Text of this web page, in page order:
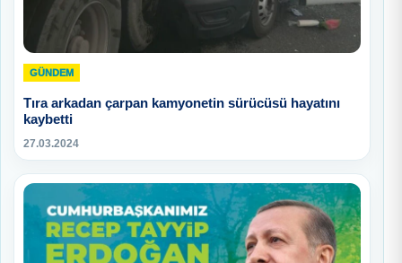
GÜNDEM
Tıra arkadan çarpan kamyonetin sürücüsü hayatını
kaybetti
27.03.2024